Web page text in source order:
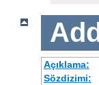
Açıklama:
Sözdizimi: